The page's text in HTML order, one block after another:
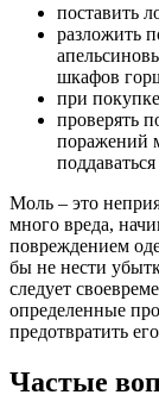
поставить
разложить
шкафов
при
проверять
поражений
Моль – это
много вреда,
повреждением
бы не нести
следует
определенные
предотвратить
Частые